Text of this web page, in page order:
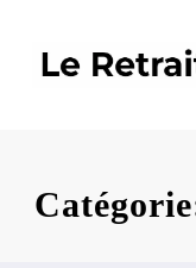
contenu